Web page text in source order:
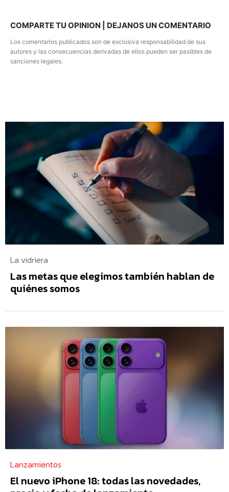
COMPARTE TU OPINION | DEJANOS UN COMENTARIO
Los comentarios publicados son de exclusiva responsabilidad de sus
autores y las consecuencias derivadas de ellos pueden ser pasibles de
sanciones legales.
La vidriera
Las metas que elegimos también hablan de
quiénes somos
Lanzamientos
El nuevo iPhone 18: todas las novedades,